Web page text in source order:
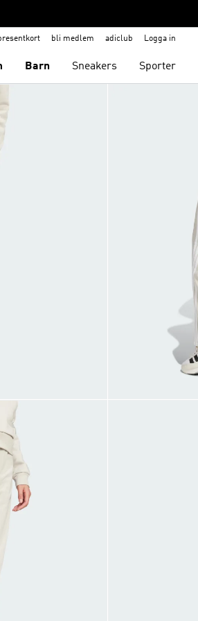
bli medlem adiclub Logga in
Barn Sneakers Sporter